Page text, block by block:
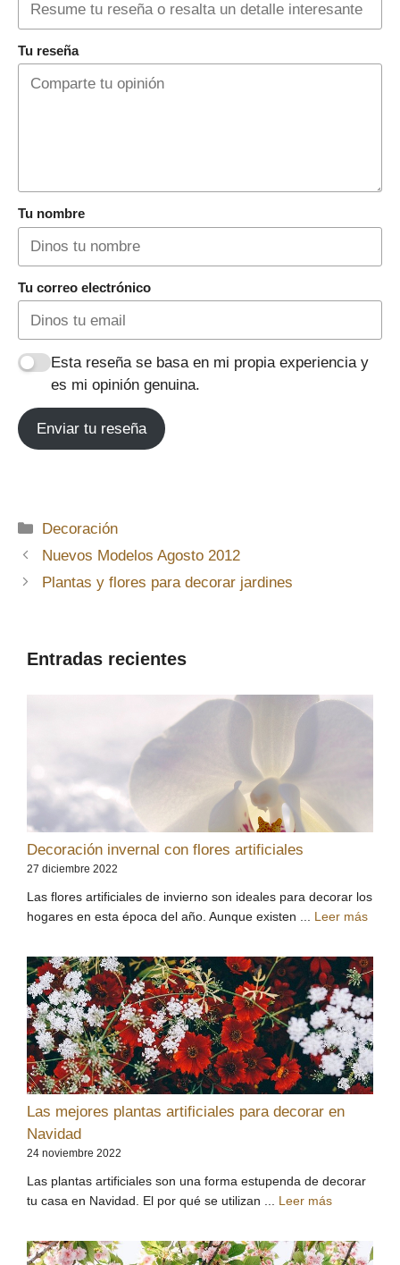
Tu reseña
Tu nombre
Tu correo electrónico
Esta reseña se basa en mi propia experiencia y
es mi opinión genuina.
Enviar tu reseña
Categorías
Decoración
Nuevos Modelos Agosto 2012
Plantas y flores para decorar jardines
Entradas recientes
Decoración invernal con flores artificiales
27 diciembre 2022
Las flores artificiales de invierno son ideales para decorar los
hogares en esta época del año. Aunque existen ... Leer más
Las mejores plantas artificiales para decorar en
Navidad
24 noviembre 2022
Las plantas artificiales son una forma estupenda de decorar
tu casa en Navidad. El por qué se utilizan ... Leer más